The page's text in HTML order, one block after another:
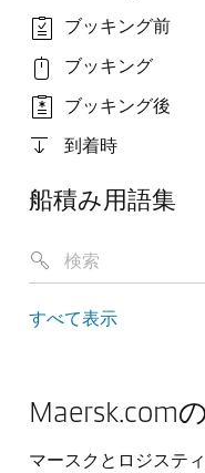
ブッキング前
ブッキング
ブッキング後
到着時
船積み用語集
すべて表示
Maersk.com
マースクとロジステ